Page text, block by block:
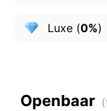
Luxe(0%)
Openbaar